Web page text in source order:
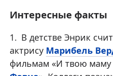
Интересные факты
В детстве Энрик
актрису Марибель
фильмам «И твою маму